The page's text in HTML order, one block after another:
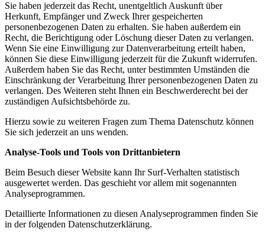
Sie haben jederzeit das Recht, unentgeltlich Auskunft über
Herkunft, Empfänger und Zweck Ihrer gespeicherten
personenbezogenen Daten zu erhalten. Sie haben außerdem ein
Recht, die Berichtigung oder Löschung dieser Daten zu verlangen.
Wenn Sie eine Einwilligung zur Datenverarbeitung erteilt haben,
können Sie diese Einwilligung jederzeit für die Zukunft widerrufen.
Außerdem haben Sie das Recht, unter bestimmten Umständen die
Einschränkung der Verarbeitung Ihrer personenbezogenen Daten zu
verlangen. Des Weiteren steht Ihnen ein Beschwerderecht bei der
zuständigen Aufsichtsbehörde zu.
Hierzu sowie zu weiteren Fragen zum Thema Datenschutz können
Sie sich jederzeit an uns wenden.
Analyse-Tools und Tools von Dritt­anbietern
Beim Besuch dieser Website kann Ihr Surf-Verhalten statistisch
ausgewertet werden. Das geschieht vor allem mit sogenannten
Analyseprogrammen.
Detaillierte Informationen zu diesen Analyseprogrammen finden Sie
in der folgenden Datenschutzerklärung.